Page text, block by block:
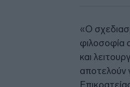
«Ο
φιλοσοφία
και
αποτελούν